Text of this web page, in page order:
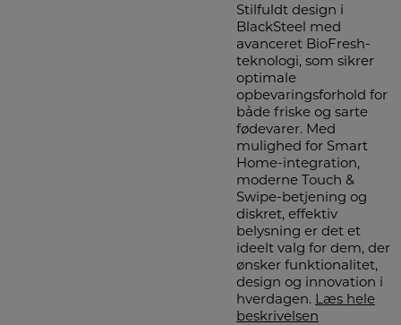
Stilfuldt design i
BlackSteel med
avanceret BioFresh-
teknologi, som sikrer
optimale
opbevaringsforhold for
både friske og sarte
fødevarer. Med
mulighed for Smart
Home-integration,
moderne Touch &
Swipe-betjening og
diskret, effektiv
belysning er det et
ideelt valg for dem, der
ønsker funktionalitet,
design og innovation i
hverdagen. Læs hele
beskrivelsen